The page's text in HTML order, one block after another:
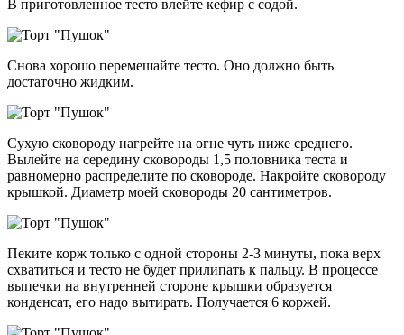
В приготовленное тесто влейте кефир с содой.
Снова хорошо перемешайте тесто. Оно должно быть
достаточно жидким.
Сухую сковороду нагрейте на огне чуть ниже среднего.
Вылейте на середину сковороды 1,5 половника теста и
равномерно распределите по сковороде. Накройте сковороду
крышкой. Диаметр моей сковороды 20 сантиметров.
Пеките корж только с одной стороны 2-3 минуты, пока верх
схватиться и тесто не будет прилипать к пальцу. В процессе
выпечки на внутренней стороне крышки образуется
конденсат, его надо вытирать. Получается 6 коржей.